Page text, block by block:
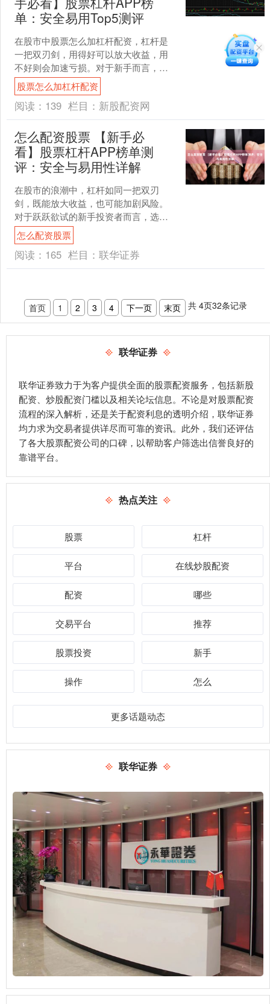
单：安全易用Top5测评
在股市中股票怎么加杠杆配资，杠杆是
一把双刃剑，用得好可以放大收益，用
不好则会加速亏损。对于新手而言，选
择一款安全、易用的杠杆交易APP至关
重要。它不仅是你进入市....
股票怎么加杠杆配资
阅读： 139 栏目： 新股配资网
怎么配资股票 【新手必
看】股票杠杆APP榜单测
评：安全与易用性详解
在股市的浪潮中，杠杆如同一把双刃
剑，既能放大收益，也可能加剧风险。
对于跃跃欲试的新手投资者而言，选择
一个安全可靠、操作便捷的杠杆交易平
台，是迈出第一步的关键。面....
怎么配资股票
阅读： 165 栏目： 联华证券
首页 1 2 3 4 下一页 末页 共4页32条记录
联华证券
联华证券致力于为客户提供全面的股票配资服务，包括新股
配资、炒股配资门槛以及相关论坛信息。不论是对股票配资
流程的深入解析，还是关于配资利息的透明介绍，联华证券
均力求为交易者提供详尽而可靠的资讯。此外，我们还评估
了各大股票配资公司的口碑，以帮助客户筛选出信誉良好的
靠谱平台。
热点关注
股票 杠杆
平台 在线炒股配资
配资 哪些
交易平台 推荐
股票投资 新手
操作 怎么
更多话题动态
联华证券